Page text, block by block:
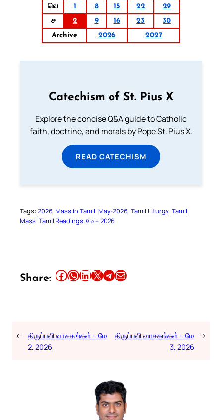
வெ
1 8 15 22
29
ச
2 9 16 23
30
Archive
2026 2027
Catechism of St. Pius X
Explore the concise Q&A guide to Catholic
faith, doctrine, and morals by Pope St. Pius X.
READ CATECHISM
Tags: 2026 Mass in Tamil May-2026 Tamil Liturgy Tamil
Mass Tamil Readings மே – 2026
Share: Share this article on Facebook Share this article on WhatsApp Share this article on LinkedIn Share this article on X Share this article on TelegramEmail this Article
← திருப்பலி வாசகங்கள் – மே
2, 2026
திருப்பலி வாசகங்கள் – மே
3, 2026
→